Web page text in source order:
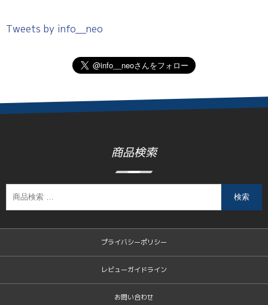
Tweets by info__neo
商品検索
検索
プライバシーポリシー
レビューガイドライン
お問い合わせ